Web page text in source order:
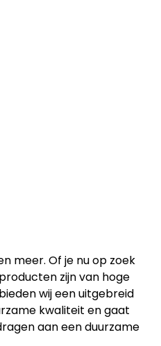
meer. Of je nu op zoek
zijn van hoge
wij een uitgebreid
kwaliteit en gaat
aan een duurzame